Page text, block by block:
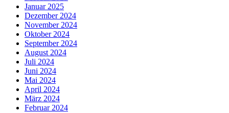
Januar 2025
Dezember 2024
November 2024
Oktober 2024
September 2024
August 2024
Juli 2024
Juni 2024
Mai 2024
April 2024
März 2024
Februar 2024